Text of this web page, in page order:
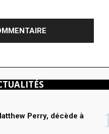
Perry, décède à